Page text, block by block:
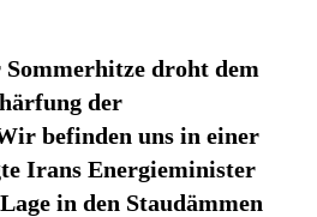
droht dem
der
befinden uns in einer
Irans Energieminister
in den Staudämmen